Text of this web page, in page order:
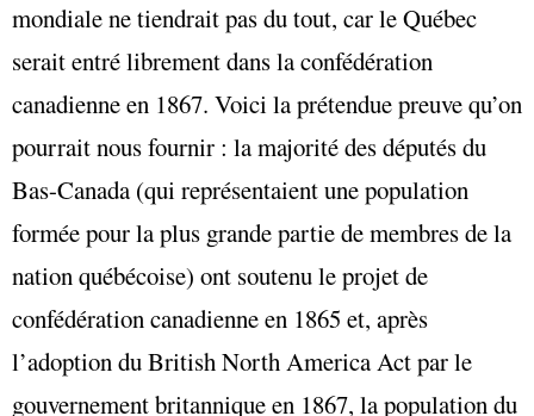
mondiale ne tiendrait pas du tout, car le Québec
serait entré librement dans la confédération
canadienne en 1867. Voici la prétendue preuve qu’on
pourrait nous fournir : la majorité des députés du
Bas-Canada (qui représentaient une population
formée pour la plus grande partie de membres de la
nation québécoise) ont soutenu le projet de
confédération canadienne en 1865 et, après
l’adoption du British North America Act par le
gouvernement britannique en 1867, la population du